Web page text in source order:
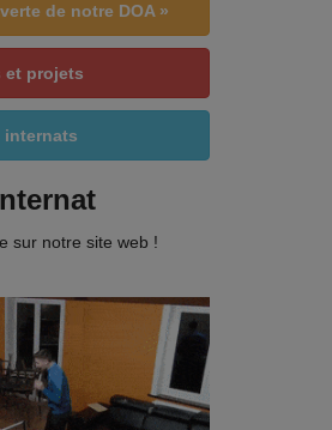
de notre DOA »
et projets
internats
sur notre site web !